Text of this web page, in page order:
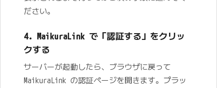
ださい。
4. MaikuraLink で「認証する」をクリッ
クする
サーバーが起動したら、ブラウザに戻って
MaikuraLink の認証ページを開きます。プラッ